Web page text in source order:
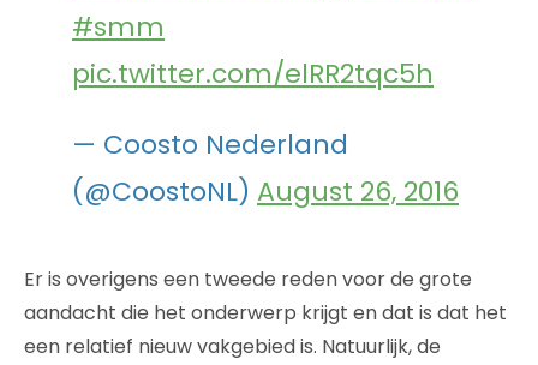
#smm
pic.twitter.com/elRR2tqc5h
— Coosto Nederland
(@CoostoNL) August 26, 2016
Er is overigens een tweede reden voor de grote
aandacht die het onderwerp krijgt en dat is dat het
een relatief nieuw vakgebied is. Natuurlijk, de